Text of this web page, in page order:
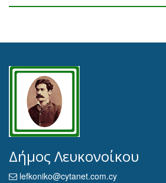
Δήμος Λευκονοίκου
lefkoniko@cytanet.com.cy